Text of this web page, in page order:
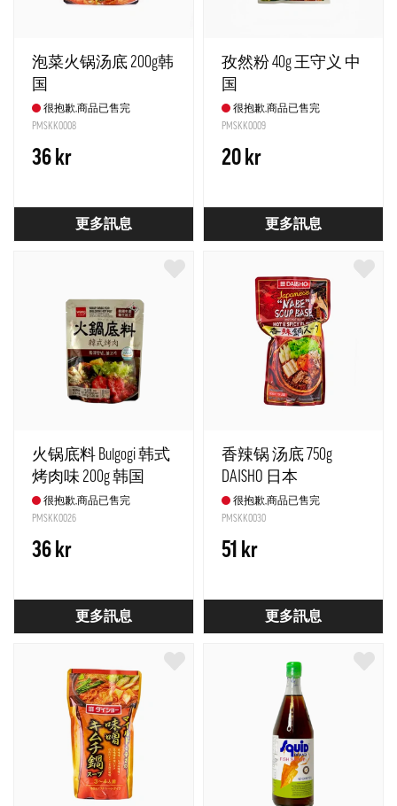
泡菜火锅汤底 200g韩
国
很抱歉,商品已售完
PMSKK0008
36 kr
更多訊息
孜然粉 40g 王守义 中
国
很抱歉,商品已售完
PMSKK0009
20 kr
更多訊息
火锅底料 Bulgogi 韩式
烤肉味 200g 韩国
很抱歉,商品已售完
PMSKK0026
36 kr
更多訊息
香辣锅 汤底 750g
DAISHO 日本
很抱歉,商品已售完
PMSKK0030
51 kr
更多訊息